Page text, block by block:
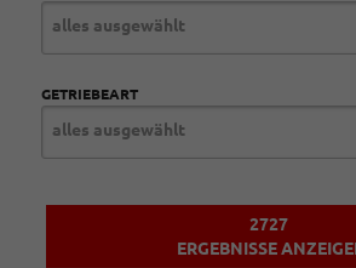
alles ausgewählt
GETRIEBEART
alles ausgewählt
2727
ERGEBNISSE